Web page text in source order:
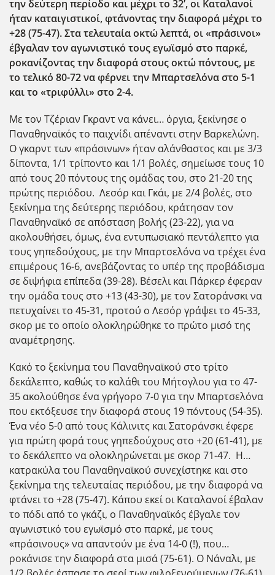
την δεύτερη περίοδο και μέχρι το 32’, οι Καταλανοί
ήταν καταιγιστικοί, φτάνοντας την διαφορά μέχρι το
+28 (75-47). Στα τελευταία οκτώ λεπτά, οι «πράσινοι»
έβγαλαν τον αγωνιστικό τους εγωϊσμό στο παρκέ,
ροκανίζοντας την διαφορά στους οκτώ πόντους, με
το τελικό 80-72 να φέρνει την Μπαρτσελόνα στο 5-1
και το «τριφύλλι» στο 2-4.
Με τον Τζέριαν Γκραντ να κάνει… όργια, ξεκίνησε ο
Παναθηναϊκός το παιχνίδι απέναντι στην Βαρκελώνη.
Ο γκαρντ των «πράσινων» ήταν αλάνθαστος και με 3/3
δίποντα, 1/1 τρίποντο και 1/1 βολές, σημείωσε τους 10
από τους 20 πόντους της ομάδας του, στο 21-20 της
πρώτης περιόδου. Λεσόρ και Γκάι, με 2/4 βολές, στο
ξεκίνημα της δεύτερης περιόδου, κράτησαν τον
Παναθηναϊκό σε απόσταση βολής (23-22), για να
ακολουθήσει, όμως, ένα εντυπωσιακό πεντάλεπτο για
τους γηπεδούχους, με την Μπαρτσελόνα να τρέχει ένα
επιμέρους 16-6, ανεβάζοντας το υπέρ της προβάδισμα
σε διψήφια επίπεδα (39-28). Βέσελι και Πάρκερ έφεραν
την ομάδα τους στο +13 (43-30), με τον Σατοράνσκι να
πετυχαίνει το 45-31, προτού ο Λεσόρ γράψει το 45-33,
σκορ με το οποίο ολοκληρώθηκε το πρώτο μισό της
αναμέτρησης.
Κακό το ξεκίνημα του Παναθηναϊκού στο τρίτο
δεκάλεπτο, καθώς το καλάθι του Μήτογλου για το 47-
35 ακολούθησε ένα γρήγορο 7-0 για την Μπαρτσελόνα
που εκτόξευσε την διαφορά στους 19 πόντους (54-35).
Ένα νέο 5-0 από τους Κάλινιτς και Σατοράνσκι έφερε
για πρώτη φορά τους γηπεδούχους στο +20 (61-41), με
το δεκάλεπτο να ολοκληρώνεται με σκορ 71-47. Η…
κατρακύλα του Παναθηναϊκού συνεχίστηκε και στο
ξεκίνημα της τελευταίας περιόδου, με την διαφορά να
φτάνει το +28 (75-47). Κάπου εκεί οι Καταλανοί έβαλαν
το πόδι από το γκάζι, ο Παναθηναϊκός έβγαλε τον
αγωνιστικό του εγωϊσμό στο παρκέ, με τους
«πράσινους» να απαντούν με ένα 14-0 (!), που…
ροκάνισε την διαφορά στα μισά (75-61). Ο Νάναλι, με